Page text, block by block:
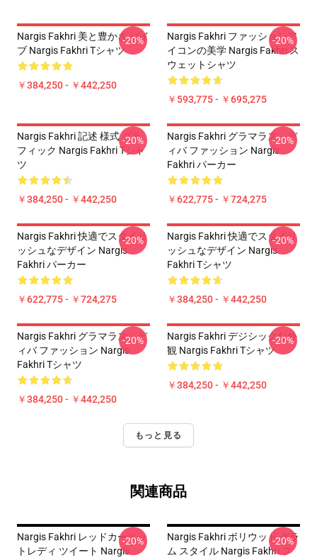
Nargis Fakhri 美と豊かさ バイ
ブ Nargis Fakhri Tシャツ
￥384,250 - ￥442,250
-20%
Nargis Fakhri ファッションア
イコンの美学 Nargis Fakhri ス
ウェットシャツ
￥593,775 - ￥695,275
-20%
Nargis Fakhri 記述 様式 グラ
フィック Nargis Fakhri Tシャ
ツ
￥384,250 - ￥442,250
-20%
Nargis Fakhri グラマラス・デ
ィバ ファッション Nargis
Fakhri パーカー
￥622,775 - ￥724,275
-20%
Nargis Fakhri 快適でスタイリ
ッシュなデザイン Nargis
Fakhri パーカー
￥622,775 - ￥724,275
-20%
Nargis Fakhri 快適でスタイリ
ッシュなデザイン Nargis
Fakhri Tシャツ
￥384,250 - ￥442,250
-20%
Nargis Fakhri グラマラス・デ
ィバ ファッション Nargis
Fakhri Tシャツ
￥384,250 - ￥442,250
-20%
Nargis Fakhri デジシックな外
観 Nargis Fakhri Tシャツ
￥384,250 - ￥442,250
-20%
もっと見る
関連商品
Nargis Fakhri レッドカーペッ
トレディ ツイート Nargis
-20%
Nargis Fakhri ボリウッド グラ
ム スタイル Nargis Fakhri フ
-20%